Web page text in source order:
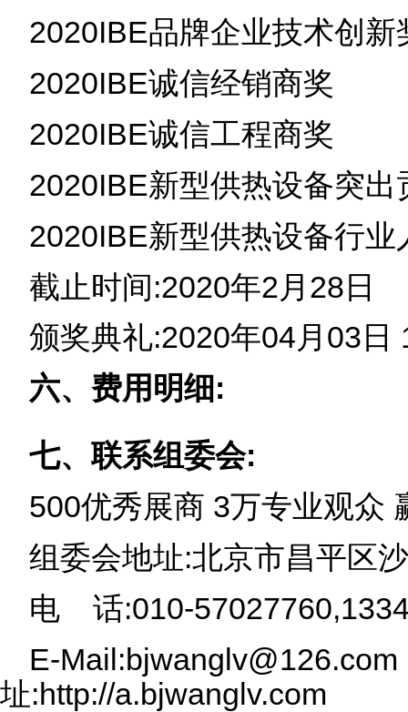
2020IBE品牌企业技术创新
2020IBE诚信经销商奖
2020IBE诚信工程商奖
2020IBE新型供热设备突出
2020IBE新型供热设备行业
截止时间:2020年2月28日
颁奖典礼:2020年04月03日
六、费用明细:
七、联系组委会:
500优秀展商 3万专业观众
组委会地址:北京市昌平区
电 话:010-
E-Mail:bjwanglv@126.com
址:http://a.bjwanglv.com